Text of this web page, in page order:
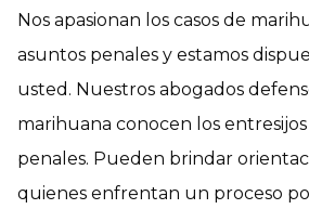
Nos apasionan los casos de
asuntos penales y estamos
usted. Nuestros abogados
marihuana conocen los entresijos
penales. Pueden brindar
quienes enfrentan un proceso